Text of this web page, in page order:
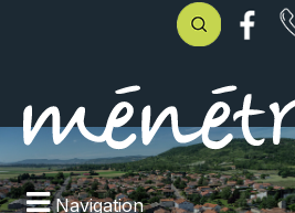
Navigation